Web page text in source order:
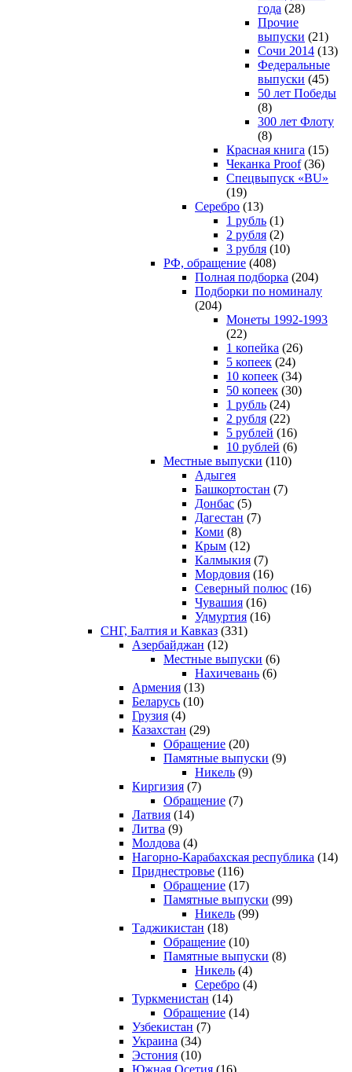
года (28)
Прочие
выпуски (21)
Сочи 2014 (13)
Федеральные
выпуски (45)
50 лет Победы
(8)
300 лет Флоту
(8)
Красная книга (15)
Чеканка Proof(36)
Спецвыпуск «BU»
(19)
Серебро (13)
1 рубль (1)
2 рубля (2)
3 рубля (10)
РФ, обращение (408)
Полная подборка (204)
Подборки по номиналу
(204)
Монеты 1992-1993
(22)
1 копейка (26)
5 копеек (24)
10 копеек (34)
50 копеек (30)
1 рубль (24)
2 рубля (22)
5 рублей (16)
10 рублей (6)
Местные выпуски (110)
Адыгея
Башкортостан (7)
Донбас (5)
Дагестан (7)
Коми (8)
Крым (12)
Калмыкия (7)
Мордовия (16)
Северный полюс (16)
Чувашия (16)
Удмуртия (16)
СНГ, Балтия и Кавказ (331)
Азербайджан (12)
Местные выпуски (6)
Нахичевань (6)
Армения (13)
Беларусь (10)
Грузия (4)
Казахстан (29)
Обращение (20)
Памятные выпуски (9)
Никель (9)
Киргизия (7)
Обращение (7)
Латвия (14)
Литва (9)
Молдова (4)
Нагорно-Карабахская республика (14)
Приднестровье (116)
Обращение (17)
Памятные выпуски (99)
Никель (99)
Таджикистан (18)
Обращение (10)
Памятные выпуски (8)
Никель (4)
Серебро (4)
Туркменистан (14)
Обращение (14)
Узбекистан (7)
Украина (34)
Эстония (10)
Южная Осетия (16)